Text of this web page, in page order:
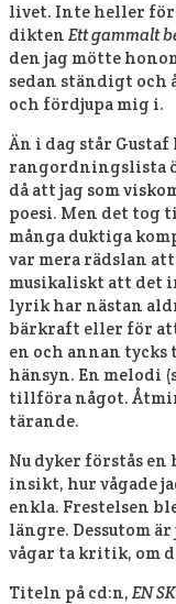
livet. Inte heller
dikten Ett gammalt
den jag mötte
sedan ständigt och
och fördjupa mig i.
Än i dag står
rangordningslista
då att jag som
poesi. Men det tog
många duktiga
var mera rädslan
musikaliskt att det
lyrik har nästan
bärkraft eller för att
en och annan tycks
hänsyn. En melodi
tillföra något.
tärande.
Nu dyker förstås
insikt, hur vågade
enkla. Frestelsen
längre. Dessutom
vågar ta kritik, om
Titeln på cd:n, EN